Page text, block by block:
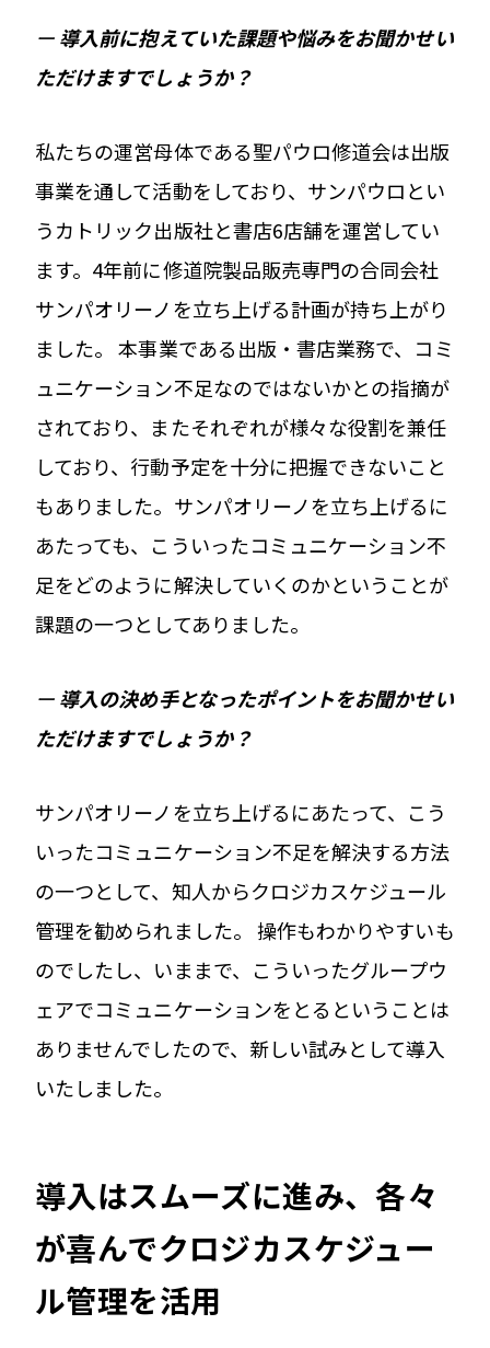
ー導入前に抱えていた課題や悩みをお聞かせい
ただけますでしょうか？
私たちの運営母体である聖パウロ修道会は出版
事業を通して活動をしており、サンパウロとい
うカトリック出版社と書店6店舗を運営してい
ます。4年前に修道院製品販売専門の合同会社
サンパオリーノを立ち上げる計画が持ち上がり
ました。 本事業である出版・書店業務で、コミ
ュニケーション不足なのではないかとの指摘が
されており、またそれぞれが様々な役割を兼任
しており、行動予定を十分に把握できないこと
もありました。サンパオリーノを立ち上げるに
あたっても、こういったコミュニケーション不
足をどのように解決していくのかということが
課題の一つとしてありました。
ー導入の決め手となったポイントをお聞かせい
ただけますでしょうか？
サンパオリーノを立ち上げるにあたって、こう
いったコミュニケーション不足を解決する方法
の一つとして、知人からクロジカスケジュール
管理を勧められました。 操作もわかりやすいも
のでしたし、いままで、こういったグループウ
ェアでコミュニケーションをとるということは
ありませんでしたので、新しい試みとして導入
いたしました。
導入はスムーズに進み、各々
が喜んでクロジカスケジュー
ル管理を活用